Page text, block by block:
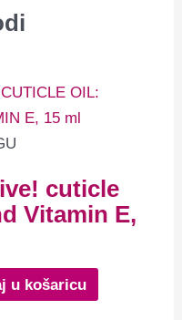
cuticle
Vitamin E,
u košaricu